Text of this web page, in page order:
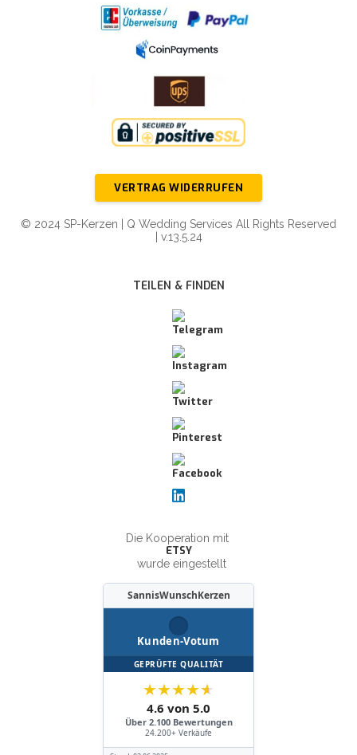
VERTRAG WIDERRUFEN
© 2024 SP-Kerzen | Q Wedding Services All Rights Reserved
| v.13.5.24
TEILEN & FINDEN
Die Kooperation mit
ETSY
wurde eingestellt
SannisWunschKerzen
Kunden-Votum
GEPRÜFTE QUALITÄT
★★★★★
4.6 von 5.0
Über 2.100 Bewertungen
24.200+ Verkäufe